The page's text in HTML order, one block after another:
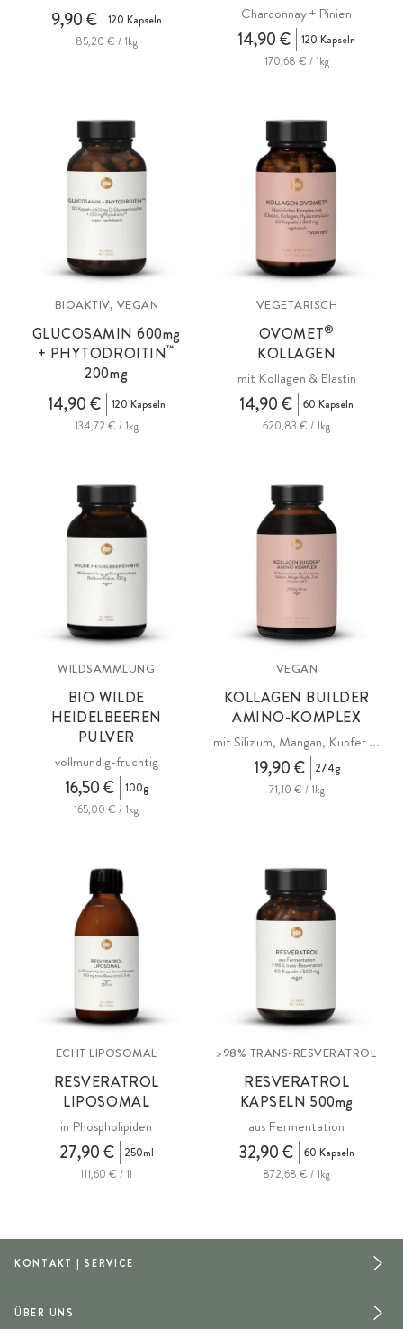
9,90 €
120 Kapseln
85,20 € / 1kg
Chardonnay + Pinien
14,90 €
120 Kapseln
170,68 € / 1kg
BIOAKTIV, VEGAN
GLUCOSAMIN 600mg
+ PHYTODROITIN™
200mg
14,90 €
120 Kapseln
134,72 € / 1kg
VEGETARISCH
OVOMET®
KOLLAGEN
mit Kollagen & Elastin
14,90 €
60 Kapseln
620,83 € / 1kg
WILDSAMMLUNG
BIO WILDE
HEIDELBEEREN
PULVER
vollmundig-fruchtig
16,50 €
100g
165,00 € / 1kg
VEGAN
KOLLAGEN BUILDER
AMINO-KOMPLEX
mit Silizium, Mangan, Kupfer ...
19,90 €
274g
71,10 € / 1kg
ECHT LIPOSOMAL
RESVERATROL
LIPOSOMAL
in Phospholipiden
27,90 €
250ml
111,60 € / 1l
>98% TRANS-RESVERATROL
RESVERATROL
KAPSELN 500mg
aus Fermentation
32,90 €
60 Kapseln
872,68 € / 1kg
KONTAKT | SERVICE
ÜBER UNS